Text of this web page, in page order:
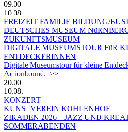
09.00
10.08.
FREIZEIT FAMILIE BILDUNG/
DEUTSCHES MUSEUM
ZUKUNFTSMUSEUM
DIGITALE MUSEUMSTOUR FüR
ENTDECKERINNEN
Digitale Museumstour für kleine
Actionbound. >>
20.00
10.08.
KONZERT
KUNSTVEREIN KOHLENHOF
ZIKADEN 2026 – JAZZ UND
SOMMERABENDEN